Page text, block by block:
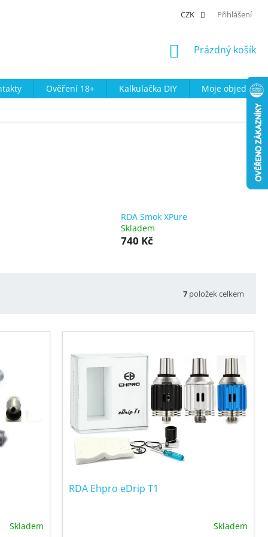
CZK Přihlášení
NÁKUPNÍ
Prázdný košík
Ověření 18+ Kalkulačka DIY Moje
RDA Smok XPure
Skladem
740 Kč
7 položek celkem
Skladem
RDA Ehpro eDrip T1
Skladem